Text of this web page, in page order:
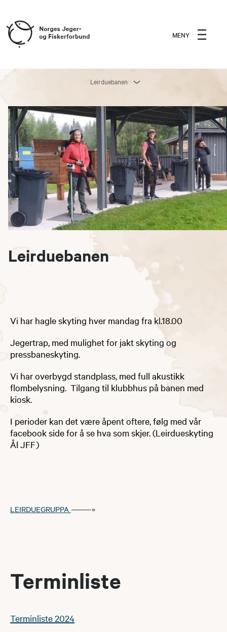
MENY
Leirduebanen
Leirduebanen
​Vi har hagle skyting hver mandag fra kl.18.00
Jegertrap, med mulighet for jakt skyting og
pressbaneskyting.
Vi har overbygd standplass, med full akustikk
flombelysning. Tilgang til klubbhus på banen med
kiosk.
I perioder kan det være åpent oftere, følg med vår
facebook side for å se hva som skjer. (Leirdueskyting
Ål JFF)
LEIRDUEGRUPPA
Terminliste
Terminliste 2024